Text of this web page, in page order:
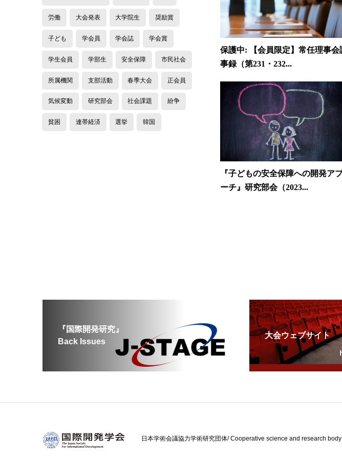
保護中: 【会員限定】常任理事会
事録（第231・232...
『子どもの安全保障への開発ア
ーチ』研究部会（2023...
労働 大会発表 大学院生 奨励賞
子ども 学会員 学会誌 学会賞
学生会員 学部生 安全保障 市民社会
所属機関 支部活動 春季大会 正会員
気候変動 研究部会 社会課題 紛争
貧困 連帯経済 選挙 韓国
『国際開発研究』
Back Issues
大会ウェブサイト
日本学術会議協力学術研究団体/ Cooperative science and research